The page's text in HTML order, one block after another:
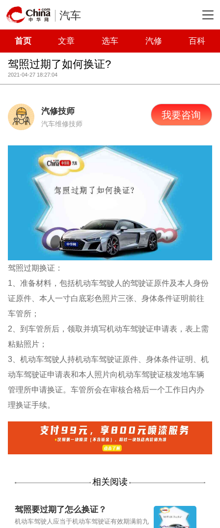
汽车
首页 文章 选车 汽修 百科
驾照过期了如何换证?
2021-04-27 18:27:04
汽修技师
汽车维修技师
我要咨询
驾照过期换证：
1、准备材料，包括机动车驾驶人的驾驶证原件及本人身份
证原件、本人一寸白底彩色照片三张、身体条件证明前往
车管所；
2、到车管所后，领取并填写机动车驾驶证申请表，表上需
粘贴照片；
3、机动车驾驶人持机动车驾驶证原件、身体条件证明、机
动车驾驶证申请表和本人照片向机动车驾驶证核发地车辆
管理所申请换证。车管所会在审核合格后一个工作日内办
理换证手续。
相关阅读
驾照要过期了怎么换证？
机动车驾驶人应当于机动车驾驶证有效期满前九